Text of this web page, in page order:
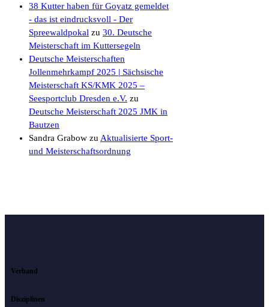
38 Kutter haben für Goyatz gemeldet
- das ist eindrucksvoll - Der
Spreewaldpokal zu 30. Deutsche
Meisterschaft im Kuttersegeln
Deutsche Meisterschaften
Jollenmehrkampf 2025 | Sächsische
Meisterschaft KS/KMK 2025 –
Seesportclub Dresden e.V. zu
Deutsche Meisterschaft 2025 JMK in
Bautzen
Sandra Grabow zu Aktualisierte Sport-
und Meisterschaftsordnung
Verband
Disziplinen